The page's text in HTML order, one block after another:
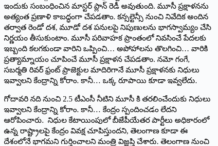
ఇందుకు సంబంధించిన మాస్టర్‌ ‌ప్లాన్‌ ‌రెడీ అవుతుంది. మూసీ ప్రక్షాళనను
అత్యంత ప్రణాళి కాబద్ధంగా చేపడతాం. కన్సల్టెన్సీ నుంచి నివేదిక అందిన
తర్వాత రెండో దశ, మూడో దశ పనులపై నిపుణులను భాగస్వామ్యం చేసి
నిర్ణయం తీసుకుంటాం. మూసీ పరివాహక ప్రాంతంలో నివసించే పేదలకు
ఇబ్బంది కలగకుండా వారిని ఒప్పించి… అపోహాలను తొలగించి… వారికి
ప్రత్యామ్నాయం చూపించే మూసీ ప్రక్షాళన చేపడతాం. నమో గంగే,
సబర్మతి రివర్‌ ‌ఫ్రంట్‌ ‌ప్రాజెక్టుల మాదిరిగానే మూసీ ప్రక్షాళనకు నిధులు
ఇవ్వాలని కేంద్రాన్ని కోరాం. కానీ… ఒక్క రూపాయి కూడా ఇవ్వలేదు.
గోదావరి నది నుంచి 2.5 టీఎంసీ నీటిని మూసీ కి తరలించేందుకు నిధులు
ఇవ్వాలని కేంద్రాన్ని కోరాం. కానీ… కేంద్రం స్పందించడం లేదని
ఆరోపించారు. నిధుల కేటాయింపులో బీజేపీయేతర పార్టీలు అధికారంలో
ఉన్న రాష్ట్రాలపై కేంద్రం వివక్ష చూపిస్తుందని, తెలంగాణ కూడా ఈ
దేశంలోనే భాగమని గుర్తించాలని మంత్రి విజ్ఞప్తి చేశారు. తెలంగాణ నుంచి